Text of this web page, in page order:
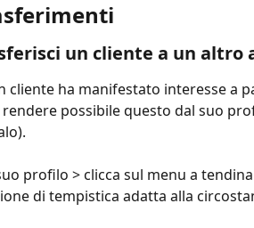
un cliente a un altro
cliente ha manifestato interesse a
possibile questo dal suo
profilo > clicca sul menu a
di tempistica adatta alla